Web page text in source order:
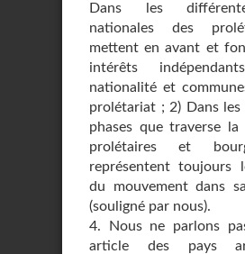
Dans les
nationales des
mettent en avant et
intérêts
nationalité et
proléta­riat ; 2) Dans
phases que traverse
prolétaires et
représentent toujours
du mouvement dans
(souli­gné par nous).
4. Nous ne parlons
article des pays